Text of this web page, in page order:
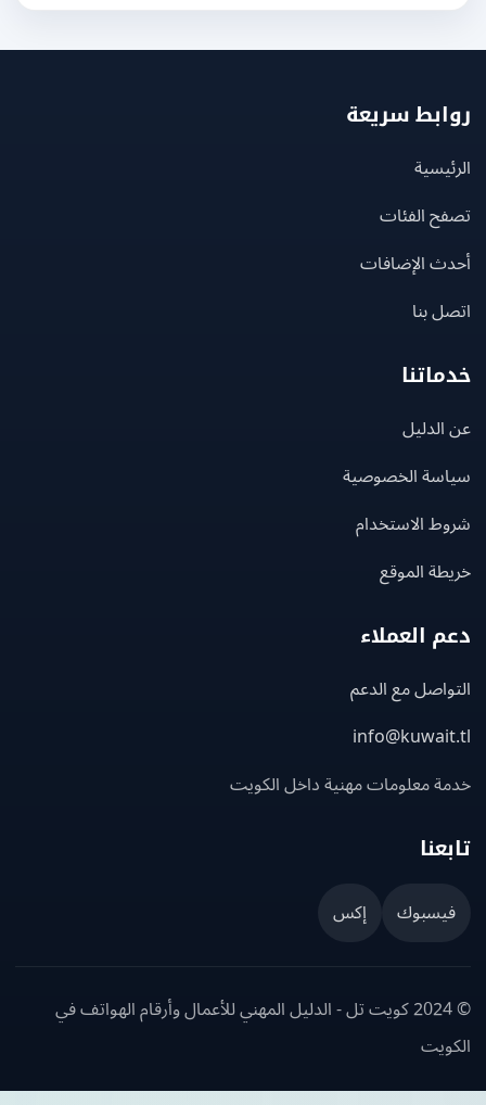
سريعة
الفئات
الإضافات
بنا
الخصوصية
الاستخدام
الموقع
العملاء
مع الدعم
معلومات مهنية داخل الكويت
إكس
© 2024 كويت تل - الدليل المهني للأعمال وأرقام الهواتف في